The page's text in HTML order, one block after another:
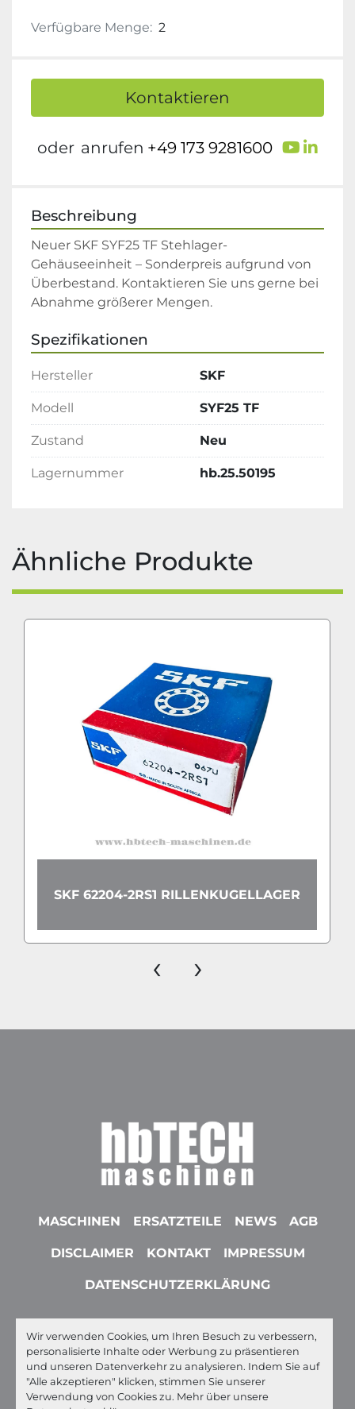
Wir verwenden Cookies, um Ihren Besuch zu verbessern,
personalisierte Inhalte oder Werbung zu präsentieren
und unseren Datenverkehr zu analysieren. Indem Sie auf
"Alle akzeptieren" klicken, stimmen Sie unserer
Verwendung von Cookies zu. Mehr über unsere
Verfügbare Menge: 2
Kontaktieren
oder anrufen +49 173 9281600
Beschreibung
Neuer SKF SYF25 TF Stehlager-
Gehäuseeinheit – Sonderpreis aufgrund von
Überbestand. Kontaktieren Sie uns gerne bei
Abnahme größerer Mengen.
Spezifikationen
Hersteller SKF
Modell SYF25 TF
Zustand Neu
Lagernummer hb.25.50195
Ähnliche Produkte
SKF 62204-2RS1 RILLENKUGELLAGER
‹ ›
MASCHINEN ERSATZTEILE NEWS AGB
DISCLAIMER KONTAKT IMPRESSUM
DATENSCHUTZERKLÄRUNG
youtubelinkedinwhatsapp
ebay
Machinio System-Website von Machinio
Cookie-Einstellungen